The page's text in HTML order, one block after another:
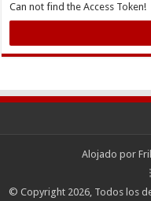
Can not find the Access Token!
Alojado por
© Copyright 2026, Todos los